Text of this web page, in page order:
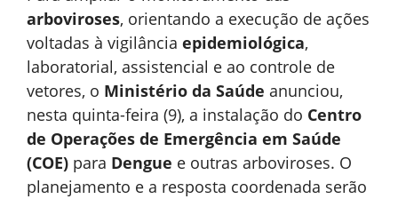
arboviroses, orientando a execução de ações
voltadas à vigilância epidemiológica,
laboratorial, assistencial e ao controle de
vetores, o Ministério da Saúde anunciou,
nesta quinta-feira (9), a instalação do Centro
de Operações de Emergência em Saúde
(COE) para Dengue e outras arboviroses. O
planejamento e a resposta coordenada serão